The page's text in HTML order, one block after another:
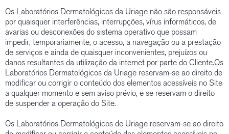
Os Laboratórios Dermatológicos da Uriage não são responsáveis
por quaisquer interferências, interrupções, vírus informáticos, de
avarias ou desconexões do sistema operativo que possam
impedir, temporariamente, o acesso, a navegação ou a prestação
de serviços e ainda de quaisquer inconvenientes, prejuízos ou
danos resultantes da utilização da internet por parte do Cliente.Os
Laboratórios Dermatológicos da Uriage reservam-se ao direito de
modificar ou corrigir o conteúdo dos elementos acessíveis no Site
a qualquer momento e sem aviso prévio, e se reservam o direito
de suspender a operação do Site.
Os Laboratórios Dermatológicos de Uriage reservam-se ao direito